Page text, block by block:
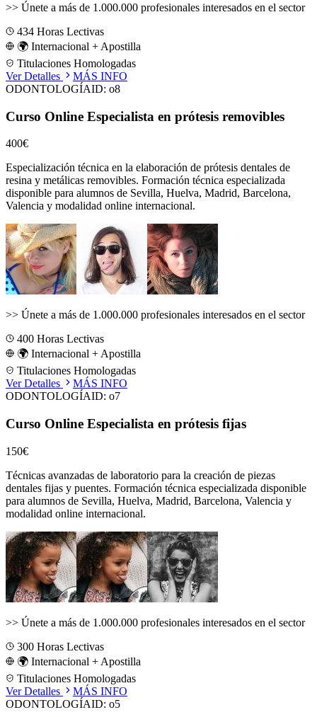
>> Únete a más de 1.000.000 profesionales interesados en el sector
434 Horas Lectivas
🌍 Internacional + Apostilla
Titulaciones Homologadas
Ver Detalles
MÁS INFO
ODONTOLOGÍAID: o8
Curso Online Especialista en prótesis removibles
400€
Especialización técnica en la elaboración de prótesis dentales de
resina y metálicas removibles. Formación técnica especializada
disponible para alumnos de Sevilla, Huelva, Madrid, Barcelona,
Valencia y modalidad online internacional.
>> Únete a más de 1.000.000 profesionales interesados en el sector
400 Horas Lectivas
🌍 Internacional + Apostilla
Titulaciones Homologadas
Ver Detalles
MÁS INFO
ODONTOLOGÍAID: o7
Curso Online Especialista en prótesis fijas
150€
Técnicas avanzadas de laboratorio para la creación de piezas
dentales fijas y puentes. Formación técnica especializada disponible
para alumnos de Sevilla, Huelva, Madrid, Barcelona, Valencia y
modalidad online internacional.
>> Únete a más de 1.000.000 profesionales interesados en el sector
300 Horas Lectivas
🌍 Internacional + Apostilla
Titulaciones Homologadas
Ver Detalles
MÁS INFO
ODONTOLOGÍAID: o5